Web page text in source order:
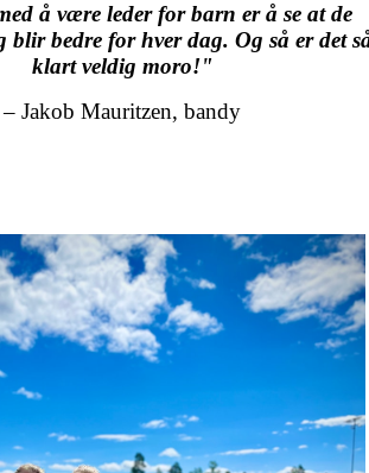
å være leder for barn er å se at de
blir bedre for hver dag. Og så er det
klart veldig moro!"
– Jakob Mauritzen, bandy